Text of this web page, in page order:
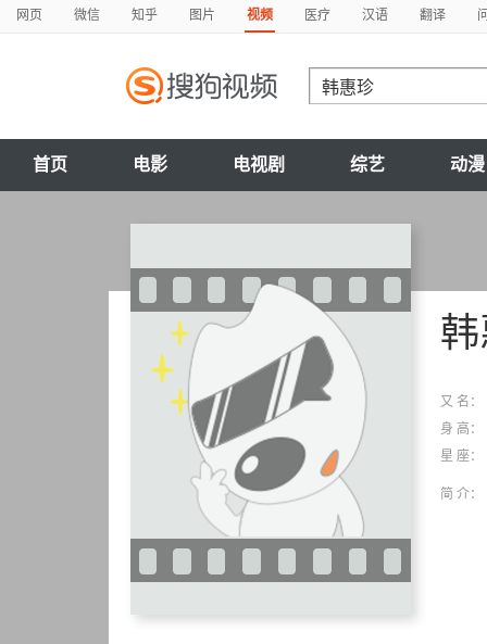
网页 微信 知乎 图片 视频 医疗 汉语 翻译
首页 电影 电视剧 综艺 动漫
又 名：
身 高：
星 座：
简 介：